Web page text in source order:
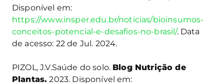
Disponível em:
https://www.insper.edu.br/noticias/bioinsumos-
conceitos-potencial-e-desafios-no-brasil/. Data
de acesso: 22 de Jul. 2024.
PIZOL, J.V.Saúde do solo. Blog Nutrição de
Plantas. 2023. Disponível em: